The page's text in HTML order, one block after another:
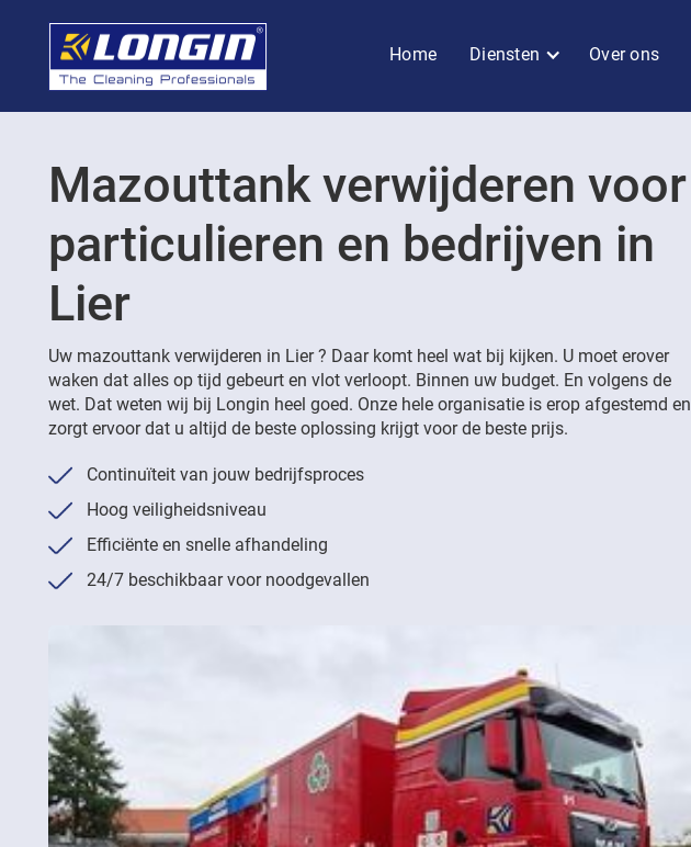
Home Diensten Over ons
Mazouttank verwijderen voor
particulieren en bedrijven in
Lier
Uw mazouttank verwijderen in Lier ? Daar komt heel wat bij kijken. U moet erover
waken dat alles op tijd gebeurt en vlot verloopt. Binnen uw budget. En volgens de
wet. Dat weten wij bij Longin heel goed. Onze hele organisatie is erop afgestemd en
zorgt ervoor dat u altijd de beste oplossing krijgt voor de beste prijs.
Continuïteit van jouw bedrijfsproces
Hoog veiligheidsniveau
Efficiënte en snelle afhandeling
24/7 beschikbaar voor noodgevallen